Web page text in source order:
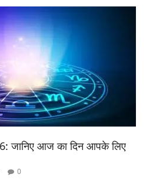
जानिए आज का दिन आपके लिए
0